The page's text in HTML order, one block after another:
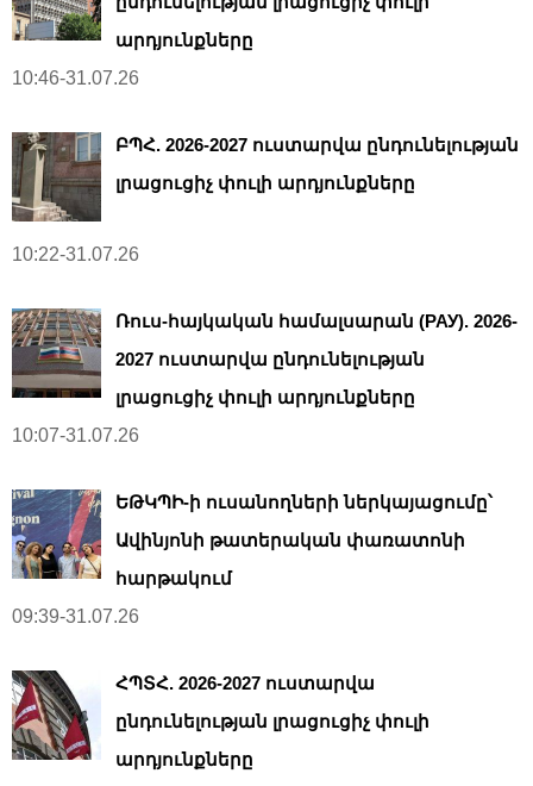
արդյունքները
10:46-31.07.26
ԲՊՀ. 2026-2027 ուստարվա ընդունելության
լրացուցիչ փուլի արդյունքները
10:22-31.07.26
Ռուս-հայկական համալսարան (РАУ). 2026-
2027 ուստարվա ընդունելության
լրացուցիչ փուլի արդյունքները
10:07-31.07.26
ԵԹԿՊԻ-ի ուսանողների ներկայացումը՝
Ավինյոնի թատերական փառատոնի
հարթակում
09:39-31.07.26
ՀՊՏՀ. 2026-2027 ուստարվա
ընդունելության լրացուցիչ փուլի
արդյունքները